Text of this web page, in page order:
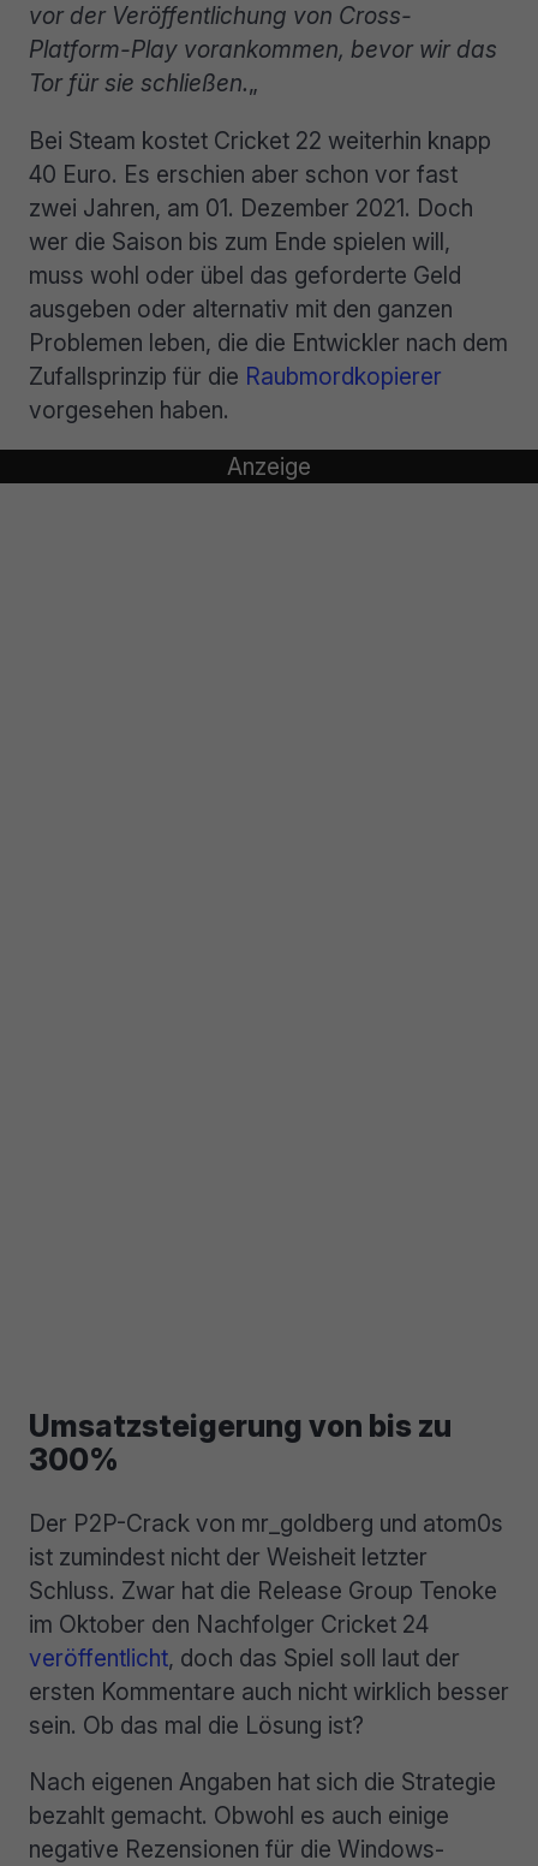
vor der Veröffentlichung von Cross-
Platform-Play vorankommen, bevor wir das
Tor für sie schließen.„
Bei Steam kostet Cricket 22 weiterhin knapp
40 Euro. Es erschien aber schon vor fast
zwei Jahren, am 01. Dezember 2021. Doch
wer die Saison bis zum Ende spielen will,
muss wohl oder übel das geforderte Geld
ausgeben oder alternativ mit den ganzen
Problemen leben, die die Entwickler nach dem
Zufallsprinzip für die Raubmordkopierer
vorgesehen haben.
Umsatzsteigerung von bis zu
300%
Der P2P-Crack von mr_goldberg und atom0s
ist zumindest nicht der Weisheit letzter
Schluss. Zwar hat die Release Group Tenoke
im Oktober den Nachfolger Cricket 24
veröffentlicht, doch das Spiel soll laut der
ersten Kommentare auch nicht wirklich besser
sein. Ob das mal die Lösung ist?
Nach eigenen Angaben hat sich die Strategie
bezahlt gemacht. Obwohl es auch einige
negative Rezensionen für die Windows-